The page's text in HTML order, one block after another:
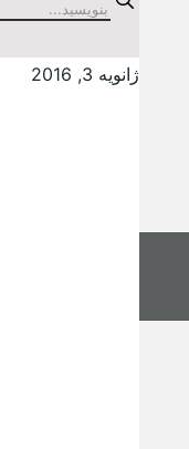
ژانویه 3, 2016